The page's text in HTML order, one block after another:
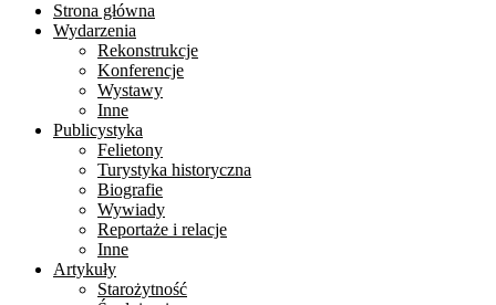
Strona główna
Wydarzenia
Rekonstrukcje
Konferencje
Wystawy
Inne
Publicystyka
Felietony
Turystyka historyczna
Biografie
Wywiady
Reportaże i relacje
Inne
Artykuły
Starożytność